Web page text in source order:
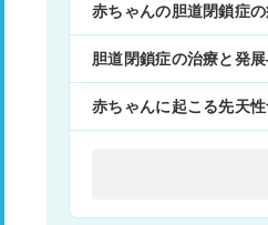
赤ちゃんの胆道閉鎖症
胆道閉鎖症の治療と発
赤ちゃんに起こる先天